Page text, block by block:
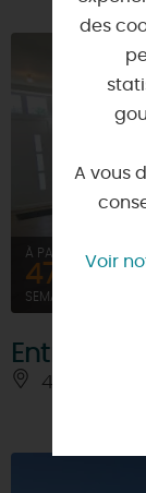
À PARTIR DE
472€
SEMAINE (MEUBLÉ)
Entre
45520 -
des
A vous
Voir